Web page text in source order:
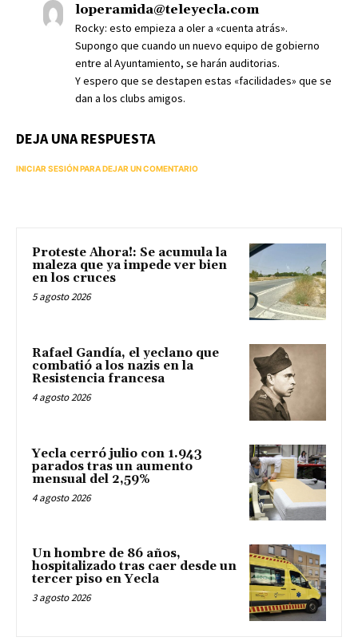
loperamida@teleyecla.com
Rocky: esto empieza a oler a «cuenta atrás».
Supongo que cuando un nuevo equipo de gobierno
entre al Ayuntamiento, se harán auditorias.
Y espero que se destapen estas «facilidades» que se
dan a los clubs amigos.
DEJA UNA RESPUESTA
INICIAR SESIÓN PARA DEJAR UN COMENTARIO
Proteste Ahora!: Se acumula la
maleza que ya impede ver bien
en los cruces
5 agosto 2026
Rafael Gandía, el yeclano que
combatió a los nazis en la
Resistencia francesa
4 agosto 2026
Yecla cerró julio con 1.943
parados tras un aumento
mensual del 2,59%
4 agosto 2026
Un hombre de 86 años,
hospitalizado tras caer desde un
tercer piso en Yecla
3 agosto 2026